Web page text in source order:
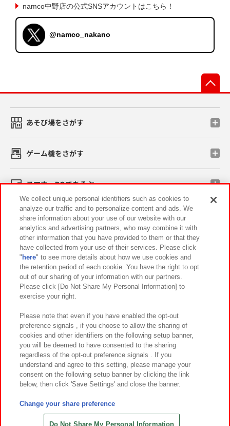
namco中野店の公式SNSアカウントはこちら！
@namco_nakano
あそび場をさがす
ゲーム機をさがす
スマホ・PCであそぶ
イベント・キャンペーン
関連会社 サステナビリティ サイトポリシー
プライバシーポリシー ウェブアクセシビリティ方針と検証結果
お取引先さまとともに
カスタマーハラスメント対応方針 よくあるご質問・お問い合わせ
©Bandai Namco Amusement Inc.
©Bandai Namco Amusement Lab Inc.
©HANAYASHIKI Co., Ltd. All Rights Reserved.
We collect unique personal identifiers such as cookies to
analyze our traffic and to personalize content and ads. We
share information about your use of our website with our
analytics and advertising partners, who may combine it with
other information that you have provided to them or that they
have collected from your use of their services. Please click
" here" to see more details about how we use cookies and
the retention period of each cookie. You have the right to opt
out of our sharing of your information with our partners.
Please click [Do Not Share My Personal Information] to
exercise your right.
Please note that even if you have enabled the opt-out
preference signals , if you choose to allow the sharing of
cookies and other identifiers on the following setup banner,
you will be deemed to have consented to the sharing
regardless of the opt-out preference signals . If you
understand and agree to this setting, please manage your
consent on the following setup banner by clicking the link
below, then click 'Save Settings' and close the banner.
Change your share preference
Do Not Share My Personal Information